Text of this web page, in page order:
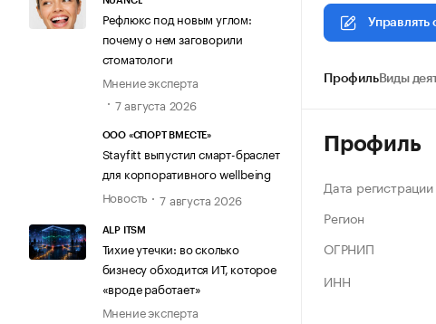
Рефлюкс под новым углом:
почему о нем заговорили
стоматологи
Мнение эксперта
7 августа 2026
ООО «СПОРТ ВМЕСТЕ»
Stayfitt выпустил смарт-браслет
для корпоративного wellbeing
Новость
7 августа 2026
ALP ITSM
Тихие утечки: во сколько
бизнесу обходится ИТ, которое
«вроде работает»
Мнение эксперта
Управлять
ПрофильВиды
Профиль
Дата регистрации
Регион
ОГРНИП
ИНН